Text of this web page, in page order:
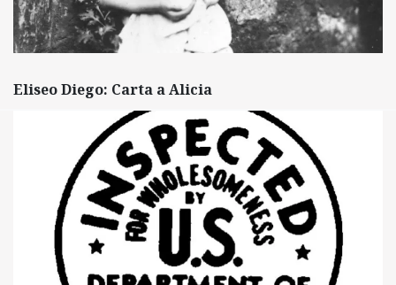
Eliseo Diego: Carta a Alicia